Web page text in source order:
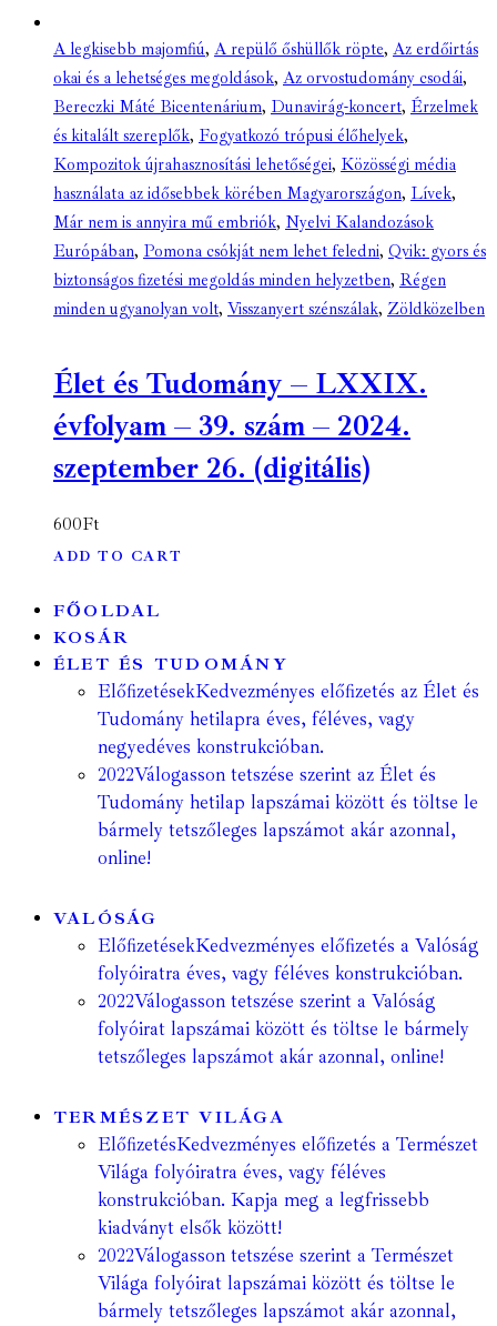
A legkisebb majomfiú, A repülő őshüllők röpte, Az erdőirtás
okai és a lehetséges megoldások, Az orvostudomány csodái,
Bereczki Máté Bicentenárium, Dunavirág-koncert, Érzelmek
és kitalált szereplők, Fogyatkozó trópusi élőhelyek,
Kompozitok újrahasznosítási lehetőségei, Közösségi média
használata az idősebbek körében Magyarországon, Lívek,
Már nem is annyira mű embriók, Nyelvi Kalandozások
Európában, Pomona csókját nem lehet feledni, Qvik: gyors és
biztonságos fizetési megoldás minden helyzetben, Régen
minden ugyanolyan volt, Visszanyert szénszálak, Zöldközelben
Élet és Tudomány – LXXIX.
évfolyam – 39. szám – 2024.
szeptember 26. (digitális)
600Ft
ADD TO CART
FŐOLDAL
KOSÁR
ÉLET ÉS TUDOMÁNY
ElőfizetésekKedvezményes előfizetés az Élet és
Tudomány hetilapra éves, féléves, vagy
negyedéves konstrukcióban.
2022Válogasson tetszése szerint az Élet és
Tudomány hetilap lapszámai között és töltse le
bármely tetszőleges lapszámot akár azonnal,
online!
VALÓSÁG
ElőfizetésekKedvezményes előfizetés a Valóság
folyóiratra éves, vagy féléves konstrukcióban.
2022Válogasson tetszése szerint a Valóság
folyóirat lapszámai között és töltse le bármely
tetszőleges lapszámot akár azonnal, online!
TERMÉSZET VILÁGA
ElőfizetésKedvezményes előfizetés a Természet
Világa folyóiratra éves, vagy féléves
konstrukcióban. Kapja meg a legfrissebb
kiadványt elsők között!
2022Válogasson tetszése szerint a Természet
Világa folyóirat lapszámai között és töltse le
bármely tetszőleges lapszámot akár azonnal,